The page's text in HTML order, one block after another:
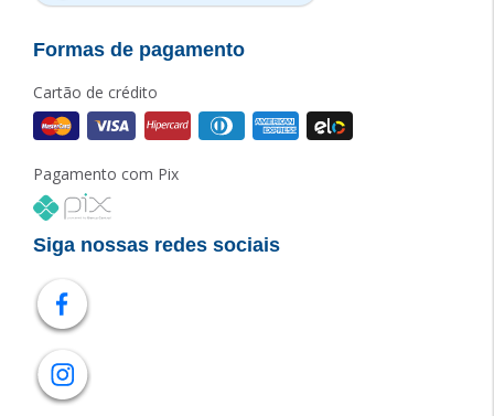
Formas de pagamento
Cartão de crédito
Pagamento com Pix
Siga nossas redes sociais